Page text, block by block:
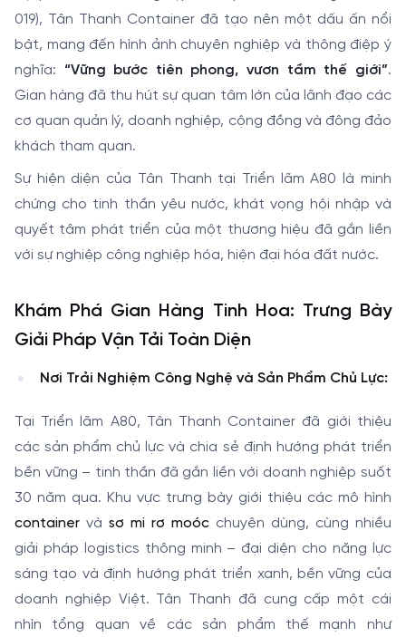
019), Tân Thanh Container đã tạo nên một dấu ấn nổi
bật, mang đến hình ảnh chuyên nghiệp và thông điệp ý
nghĩa: “Vững bước tiên phong, vươn tầm thế giới”.
Gian hàng đã thu hút sự quan tâm lớn của lãnh đạo các
cơ quan quản lý, doanh nghiệp, cộng đồng và đông đảo
khách tham quan.
Sự hiện diện của Tân Thanh tại Triển lãm A80 là minh
chứng cho tinh thần yêu nước, khát vọng hội nhập và
quyết tâm phát triển của một thương hiệu đã gắn liền
với sự nghiệp công nghiệp hóa, hiện đại hóa đất nước.
Khám Phá Gian Hàng Tinh Hoa: Trưng Bày
Giải Pháp Vận Tải Toàn Diện
Nơi Trải Nghiệm Công Nghệ và Sản Phẩm Chủ Lực:
Tại Triển lãm A80, Tân Thanh Container đã giới thiệu
các sản phẩm chủ lực và chia sẻ định hướng phát triển
bền vững – tinh thần đã gắn liền với doanh nghiệp suốt
30 năm qua. Khu vực trưng bày giới thiệu các mô hình
container và sơ mi rơ moócchuyên dùng, cùng nhiều
giải pháp logistics thông minh – đại diện cho năng lực
sáng tạo và định hướng phát triển xanh, bền vững của
doanh nghiệp Việt. Tân Thanh đã cung cấp một cái
nhìn tổng quan về các sản phẩm thế mạnh như